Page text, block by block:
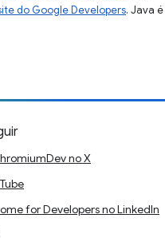
do Google Developers. Java é
no X
for Developers no LinkedIn